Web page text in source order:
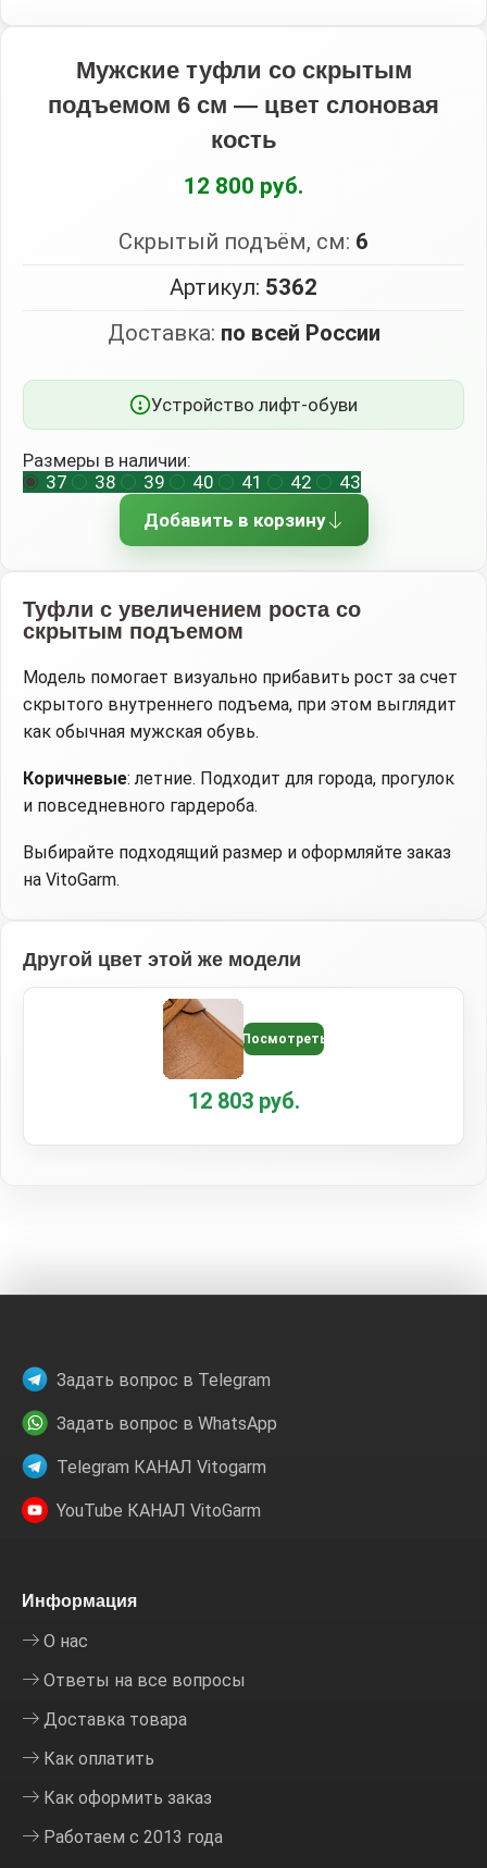
Мужские туфли со скрытым
подъемом 6 см — цвет слоновая
кость
12 800 руб.
Скрытый подъём, см: 6
Артикул: 5362
Доставка: по всей России
Устройство лифт-обуви
Размеры в наличии:
37
38 39 40 41 42
43
Добавить в корзину
Туфли с увеличением роста со
скрытым подъемом
Модель помогает визуально прибавить рост за счет
скрытого внутреннего подъема, при этом выглядит
как обычная мужская обувь.
Коричневые: летние. Подходит для города, прогулок
и повседневного гардероба.
Выбирайте подходящий размер и оформляйте заказ
на VitoGarm.
Другой цвет этой же модели
Посмотреть
12 803 руб.
Задать вопрос в Telegram
Задать вопрос в WhatsApp
Telegram КАНАЛ Vitogarm
YouTube КАНАЛ VitoGarm
Информация
О нас
Ответы на все вопросы
Доставка товара
Как оплатить
Как оформить заказ
Работаем с 2013 года